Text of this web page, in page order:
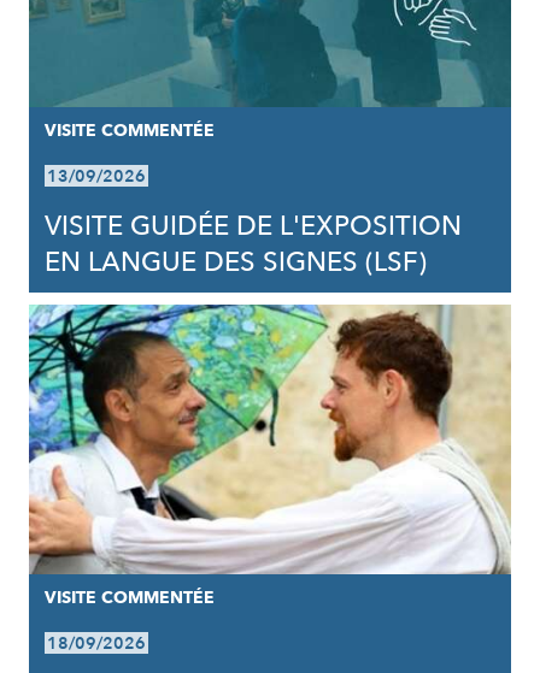
VISITE COMMENTÉE
13/09/2026
VISITE GUIDÉE DE L'EXPOSITION
EN LANGUE DES SIGNES (LSF)
VISITE COMMENTÉE
18/09/2026